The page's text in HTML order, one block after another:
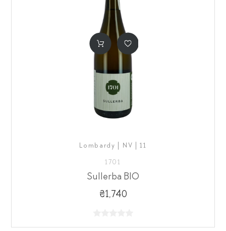
Lombardy | NV | 11
1701
Sullerba BIO
₴1,740